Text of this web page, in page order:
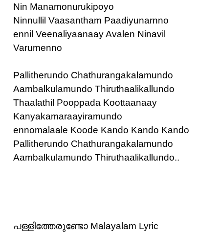
Nin Manamonurukipoyo
Ninnullil Vaasantham Paadiyunarnno
ennil Veenaliyaanaay Avalen Ninavil
Varumenno
Pallitherundo Chathurangakalamundo
Aambalkulamundo Thiruthaalikallundo
Thaalathil Pooppada Koottaanaay
Kanyakamaraayiramundo
ennomalaale Koode Kando Kando Kando
Pallitherundo Chathurangakalamundo
Aambalkulamundo Thiruthaalikallundo..
പള്ളിത്തേരുണ്ടോ Malayalam Lyric